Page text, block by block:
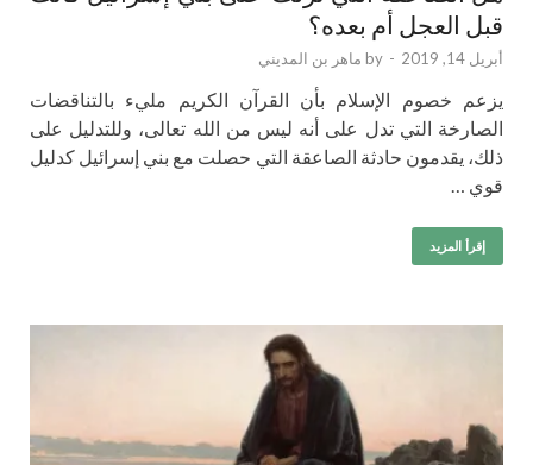
قبل العجل أم بعده؟
أبريل 14, 2019 -
by ماهر بن المديني
يزعم خصوم الإسلام بأن القرآن الكريم مليء بالتناقضات
الصارخة التي تدل على أنه ليس من الله تعالى، وللتدليل على
ذلك، يقدمون حادثة الصاعقة التي حصلت مع بني إسرائيل كدليل
قوي …
إقرأ المزيد